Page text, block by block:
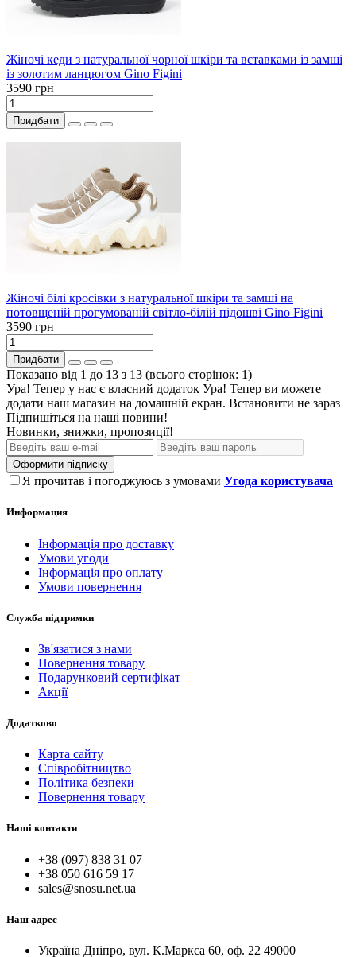
Жіночі кеди з натуральної чорної шкіри та вставками із замші
із золотим ланцюгом Gino Figini
3590 грн
Придбати
Жіночі білі кросівки з натуральної шкіри та замші на
потовщеній прогумованій світло-білій підошві Gino Figini
3590 грн
Придбати
Показано від 1 до 13 з 13 (всього сторінок: 1)
Ура! Тепер у нас є власний додаток Ура! Тепер ви можете
додати наш магазин на домашній екран. Встановити не зараз
Підпишіться на наші новини!
Новинки, знижки, пропозиції!
Оформити підписку
Я прочитав і погоджуюсь з умовами Угода користувача
Информация
Інформація про доставку
Умови угоди
Інформація про оплату
Умови повернення
Служба підтримки
Зв'язатися з нами
Повернення товару
Подарунковий сертифікат
Акції
Додатково
Карта сайту
Співробітництво
Політика безпеки
Повернення товару
Наші контакти
+38 (097) 838 31 07
+38 050 616 59 17
sales@snosu.net.ua
Наш адрес
Україна Дніпро, вул. К.Маркса 60, оф. 22 49000